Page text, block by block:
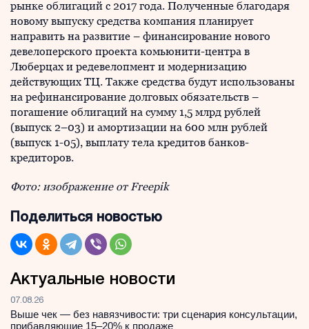
рынке облигаций с 2017 года. Полученные благодаря
новому выпуску средства компания планирует
направить на развитие – финансирование нового
девелоперского проекта комьюнити-центра в
Люберцах и редевелопмент и модернизацию
действующих ТЦ. Также средства будут использованы
на рефинансирование долговых обязательств –
погашение облигаций на сумму 1,5 млрд рублей
(выпуск 2–03) и амортизации на 600 млн рублей
(выпуск 1-05), выплату тела кредитов банков-
кредиторов.
Фото: изображение от Freepik
Поделиться новостью
Актуальные новости
07.08.26
Выше чек — без навязчивости: три сценария консультации,
прибавляющие 15–20% к продаже